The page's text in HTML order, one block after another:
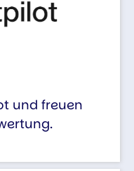
und freuen